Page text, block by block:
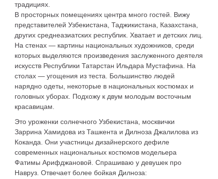
традициях.
В просторных помещениях центра много гостей. Вижу
представителей Узбекистана, Таджикистана, Казахстана,
других среднеазиатских республик. Хватает и детских лиц.
На стенах — картины национальных художников, среди
которых выделяются произведения заслуженного деятеля
искусств Республики Татарстан Ильдара Мустафина. На
столах — угощения из теста. Большинство людей
нарядно одеты, некоторые в национальных костюмах и
головных уборах. Подхожу к двум молодым восточным
красавицам.
Это уроженки солнечного Узбекистана, москвички
Заррина Хамидова из Ташкента и Дилноза Джалилова из
Коканда. Они участницы дизайнерского дефиле
современных национальных костюмов модельера
Фатимы Арифджановой. Спрашиваю у девушек про
Навруз. Отвечает более бойкая Дилноза: